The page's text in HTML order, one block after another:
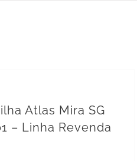
Atlas Mira SG
– Linha Revenda